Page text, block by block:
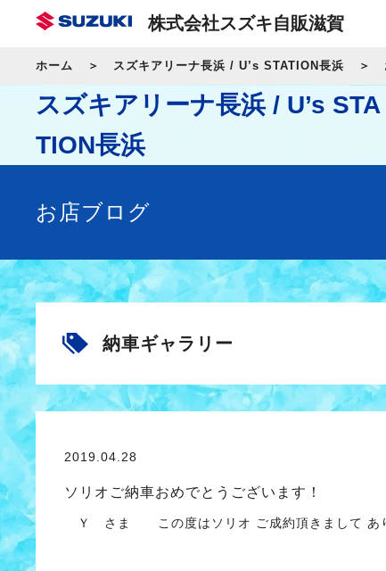
株式会社スズキ自販滋賀
ホーム スズキアリーナ長浜 / U’s STATION長浜
スズキアリーナ長浜 / U’s STA
TION長浜
お店ブログ
納車ギャラリー
2019.04.28
ソリオご納車おめでとうございます！
Ｙ さま この度はソリオ ご成約頂きまして あ